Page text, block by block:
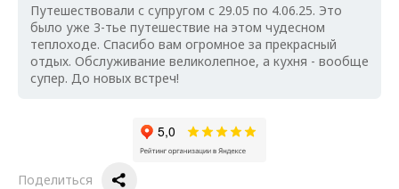
Путешествовали с супругом с 29.05 по 4.06.25. Это
было уже 3-тье путешествие на этом чудесном
теплоходе. Спасибо вам огромное за прекрасный
отдых. Обслуживание великолепное, а кухня - вообще
супер. До новых встреч!
Поделиться